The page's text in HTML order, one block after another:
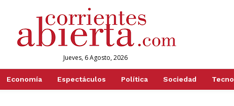
Jueves, 6 Agosto, 2026
Economía Espectáculos Política Sociedad Tecno